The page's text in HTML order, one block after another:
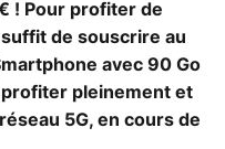
! Pour profiter de
de souscrire au
avec 90 Go
pleinement et
5G, en cours de